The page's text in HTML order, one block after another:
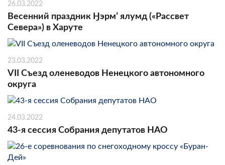
26.03.2022
Весенний праздник Ӈэрм’ ялумд («Рассвет
Севера») в Харуте
23.03.2022
VII Съезд оленеводов Ненецкого автономного
округа
24.03.2022
43-я сессия Собрания депутатов НАО